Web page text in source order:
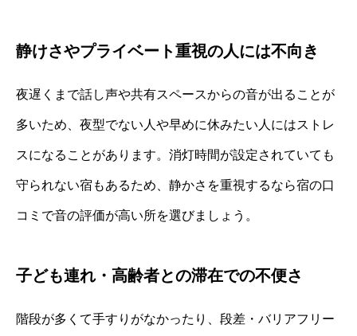
静けさやプライベート重視の人には不向き
夜遅くまで話し声や共有スペースからの音が出ることが
多いため、夜型でない人や早めに休みたい人にはストレ
スになることがあります。消灯時間が設定されていても
守られない宿もあるため、静かさを重視するなら宿の口
コミで音の評価が高い所を選びましょう。
子ども連れ・高齢者との滞在での不便さ
階段が多くて手すりがなかったり、段差・バリアフリー